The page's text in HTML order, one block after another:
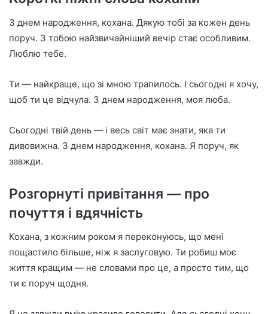
З днем народження, кохана. Дякую тобі за кожен день
поруч. З тобою найзвичайніший вечір стає особливим.
Люблю тебе.
Ти — найкраще, що зі мною трапилось. І сьогодні я хочу,
щоб ти це відчула. З днем народження, моя люба.
Сьогодні твій день — і весь світ має знати, яка ти
дивовижна. З днем народження, кохана. Я поруч, як
завжди.
Розгорнуті привітання — про
почуття і вдячність
Кохана, з кожним роком я переконуюсь, що мені
пощастило більше, ніж я заслуговую. Ти робиш моє
життя кращим — не словами про це, а просто тим, що
ти є поруч щодня.